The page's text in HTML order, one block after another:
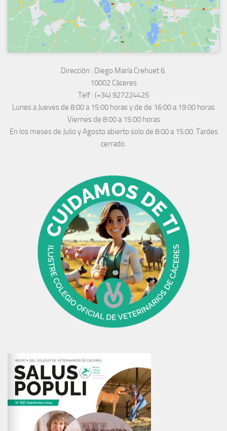
Dirección : Diego María Crehuet 6.
10002 Cáceres
Telf : (+34) 927224425
Lunes a Jueves de 8:00 a 15:00 horas y de de 16:00 a 19:00 horas
Viernes de 8:00 a 15:00 horas
En los meses de Julio y Agosto abierto solo de 8:00 a 15:00. Tardes
cerrado.